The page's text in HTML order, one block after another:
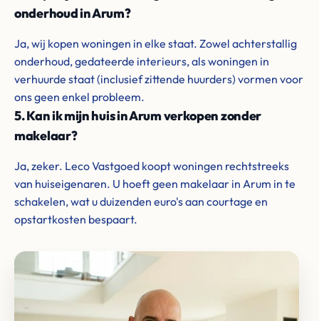
onderhoud in Arum?
Ja, wij kopen woningen in elke staat. Zowel achterstallig
onderhoud, gedateerde interieurs, als woningen in
verhuurde staat (inclusief zittende huurders) vormen voor
ons geen enkel probleem.
5. Kan ik mijn huis in Arum verkopen zonder
makelaar?
Ja, zeker. Leco Vastgoed koopt woningen rechtstreeks
van huiseigenaren. U hoeft geen makelaar in Arum in te
schakelen, wat u duizenden euro's aan courtage en
opstartkosten bespaart.